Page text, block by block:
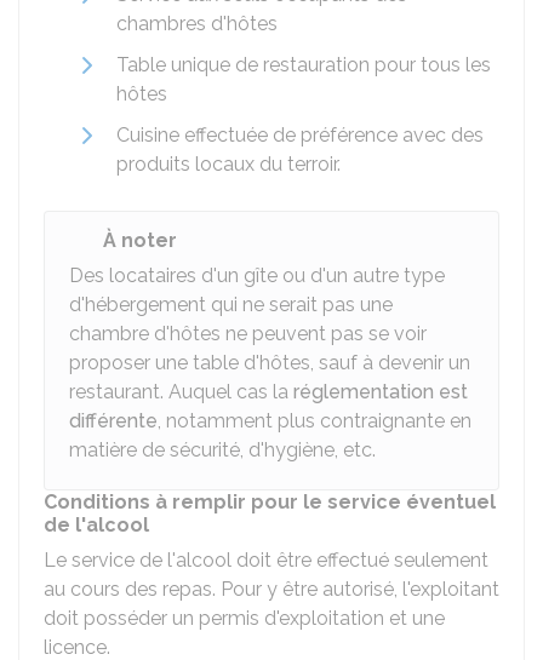
chambres d'hôtes
Table unique de restauration pour tous les
hôtes
Cuisine effectuée de préférence avec des
produits locaux du terroir.
À noter
Des locataires d'un gîte ou d'un autre type
d'hébergement qui ne serait pas une
chambre d'hôtes ne peuvent pas se voir
proposer une table d'hôtes, sauf à devenir un
restaurant. Auquel cas la réglementation est
différente, notamment plus contraignante en
matière de sécurité, d'hygiène, etc.
Conditions à remplir pour le service éventuel
de l'alcool
Le service de l'alcool doit être effectué seulement
au cours des repas. Pour y être autorisé, l'exploitant
doit posséder un permis d'exploitation et une
licence.